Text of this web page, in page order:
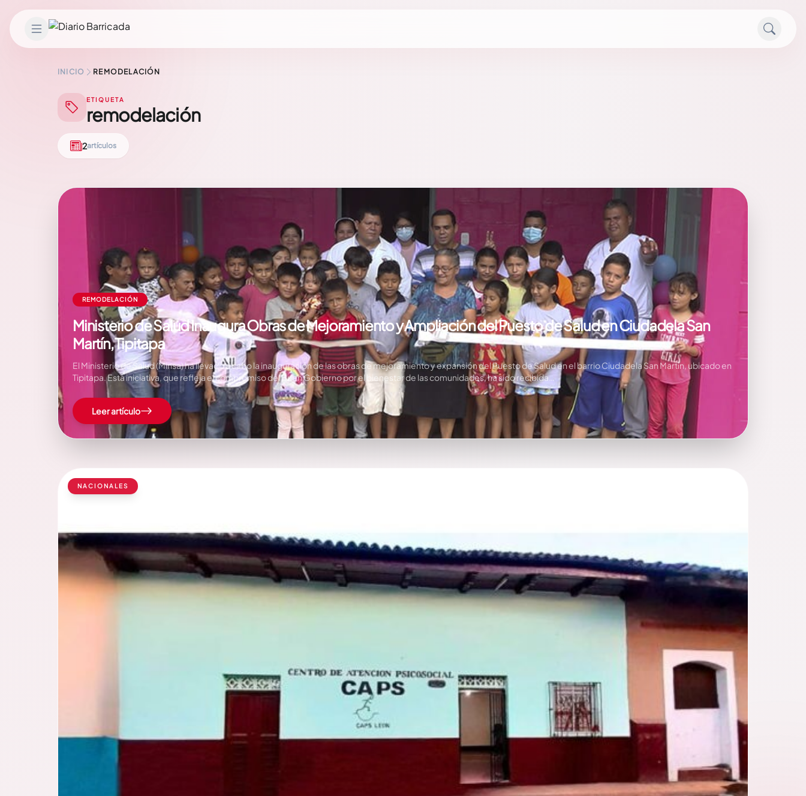
INICIO REMODELACIÓN
ETIQUETA
remodelación
2artículos
REMODELACIÓN
Ministerio de Salud Inaugura Obras de Mejoramiento y Ampliación del Puesto de Salud en Ciudadela San
Martín, Tipitapa
El Ministerio de Salud (Minsa) ha llevado a cabo la inauguración de las obras de mejoramiento y expansión del Puesto de Salud en el barrio Ciudadela San Martín, ubicado en
Tipitapa. Esta iniciativa, que refleja el compromiso del Buen Gobierno por el bienestar de las comunidades, ha sido recibida…
Leer artículo
NACIONALES